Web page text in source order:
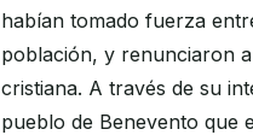
habían tomado fuerza
población, y renunciaron
cristiana. A través de su
pueblo de Benevento que